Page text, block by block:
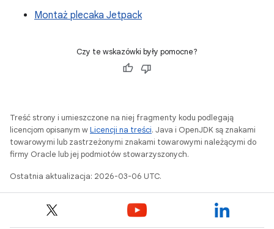
Montaż plecaka Jetpack
Czy te wskazówki były pomocne?
Treść strony i umieszczone na niej fragmenty kodu podlegają
licencjom opisanym wLicencji na treści. Java i OpenJDK są znakami
towarowymi lub zastrzeżonymi znakami towarowymi należącymi do
firmy Oracle lub jej podmiotów stowarzyszonych.
Ostatnia aktualizacja: 2026-03-06 UTC.